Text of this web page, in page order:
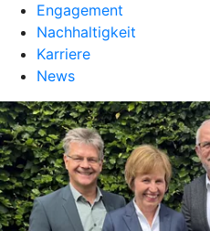
Engagement
Nachhaltigkeit
Karriere
News